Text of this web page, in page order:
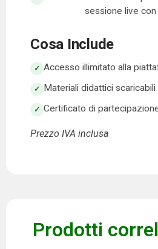
sessione live
Cosa Include
Accesso illimitato alla
Materiali didattici scaricabili
Certificato di
Prezzo IVA inclusa
Prodotti